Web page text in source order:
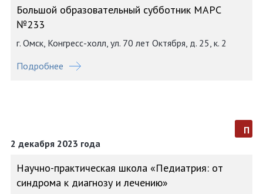
Большой образовательный субботник МАРС
№233
г. Омск, Конгресс-холл, ул. 70 лет Октября, д. 25, к. 2
Подробнее
2 декабря 2023 года
п
Научно-практическая школа «Педиатрия: от
синдрома к диагнозу и лечению»